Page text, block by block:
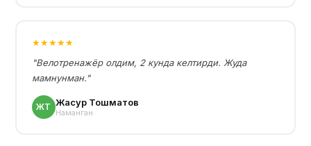
★★★★★
"Велотренажёр олдим, 2 кунда келтирди. Жуда
мамнунман."
ЖТ Жасур Тошматов
Наманган